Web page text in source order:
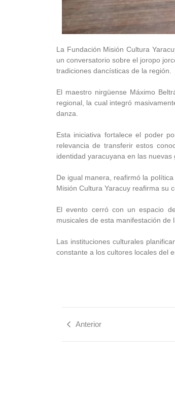
La Fundación Misión Cultura
un conversatorio sobre el joropo
tradiciones dancísticas de la región.
El maestro nirgüense Máximo
regional, la cual integró
danza.
Esta iniciativa fortalece el poder
relevancia de transferir estos
identidad yaracuyana en las nuevas
De igual manera, reafirmó la
Misión Cultura Yaracuy reafirma su
El evento cerró con un espacio
musicales de esta manifestación de
Las instituciones culturales
constante a los cultores locales del
Anterior